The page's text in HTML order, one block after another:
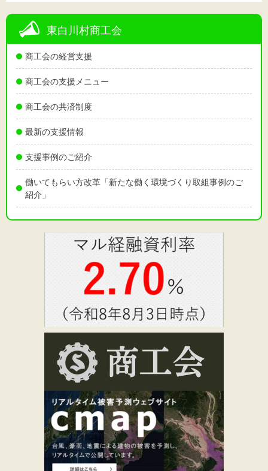
東白川村商工会
商工会の経営支援
商工会の支援メニュー
商工会の共済制度
最新の支援情報
支援事例のご紹介
働いてもらい方改革「新たな働く環境づくり取組事例のご
紹介」